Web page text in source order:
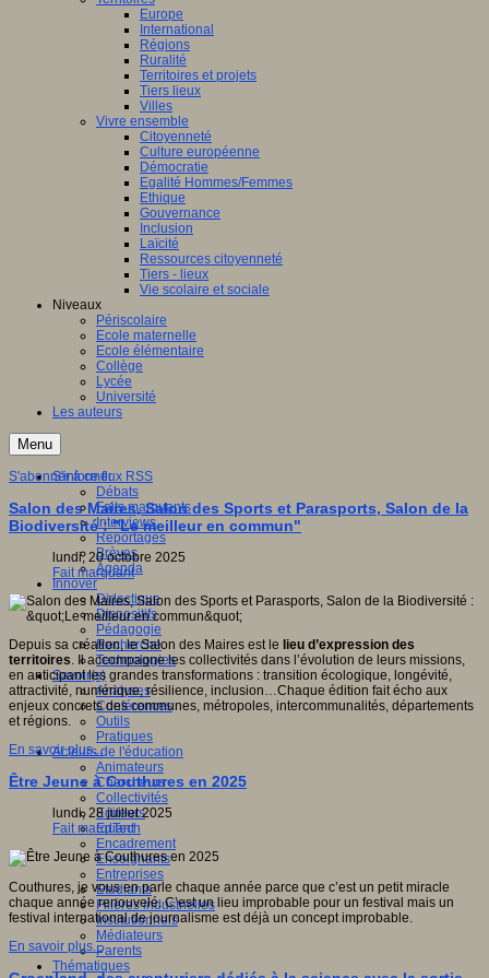
Europe
International
Régions
Ruralité
Territoires et projets
Tiers lieux
Villes
Vivre ensemble
Citoyenneté
Culture européenne
Démocratie
Egalité Hommes/Femmes
Ethique
Gouvernance
Inclusion
Laïcité
Ressources citoyenneté
Tiers - lieux
Vie scolaire et sociale
Niveaux
Périscolaire
Ecole maternelle
Ecole élémentaire
Collège
Lycée
Université
Les auteurs
Menu
S'informer
Débats
Faits marquants
Interviews
Reportages
Brèves
Agenda
Innover
Didactique
Dispositifs
Pédagogie
Recherche
Technologies
Savoir(s)
Analyses
Conférences
Outils
Pratiques
Acteurs de l'éducation
Animateurs
Chercheurs
Collectivités
Editeurs
EdTech
Encadrement
Enseignants
Entreprises
Etudiants
Filières industrielles
Institutionnels
Médiateurs
Parents
Thématiques
S'abonner à ce flux RSS
Salon des Maires, Salon des Sports et Parasports, Salon de la
Biodiversité : "Le meilleur en commun"
lundi, 20 octobre 2025
Fait marquant
Depuis sa création, le Salon des Maires est le lieu d’expression des
territoires. Il accompagne les collectivités dans l’évolution de leurs missions,
en anticipant les grandes transformations : transition écologique, longévité,
attractivité, numérique, résilience, inclusion…Chaque édition fait écho aux
enjeux concrets des communes, métropoles, intercommunalités, départements
et régions.
En savoir plus...
Être Jeune à Couthures en 2025
lundi, 28 juillet 2025
Fait marquant
Couthures, je vous en parle chaque année parce que c’est un petit miracle
chaque année renouvelé. C’est un lieu improbable pour un festival mais un
festival international de journalisme est déjà un concept improbable.
En savoir plus...